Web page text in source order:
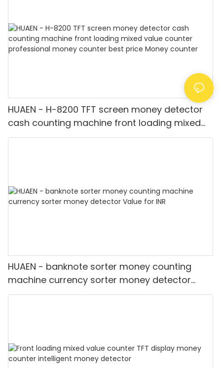
HUAEN - H-8200 TFT screen money detector
cash counting machine front loading mixed
value counter professional money counter
HUAEN - banknote sorter money counting
machine currency sorter money detector
Value for INR